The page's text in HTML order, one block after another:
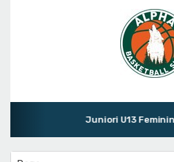
Juniori U13 Feminin